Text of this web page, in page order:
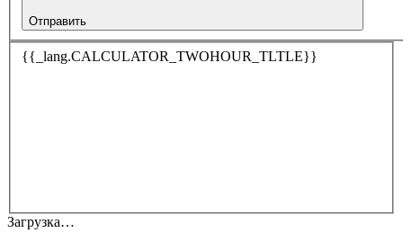
Отправить
{{_lang.CALCULATOR_TWOHOUR_TLTLE}}
Загрузка…